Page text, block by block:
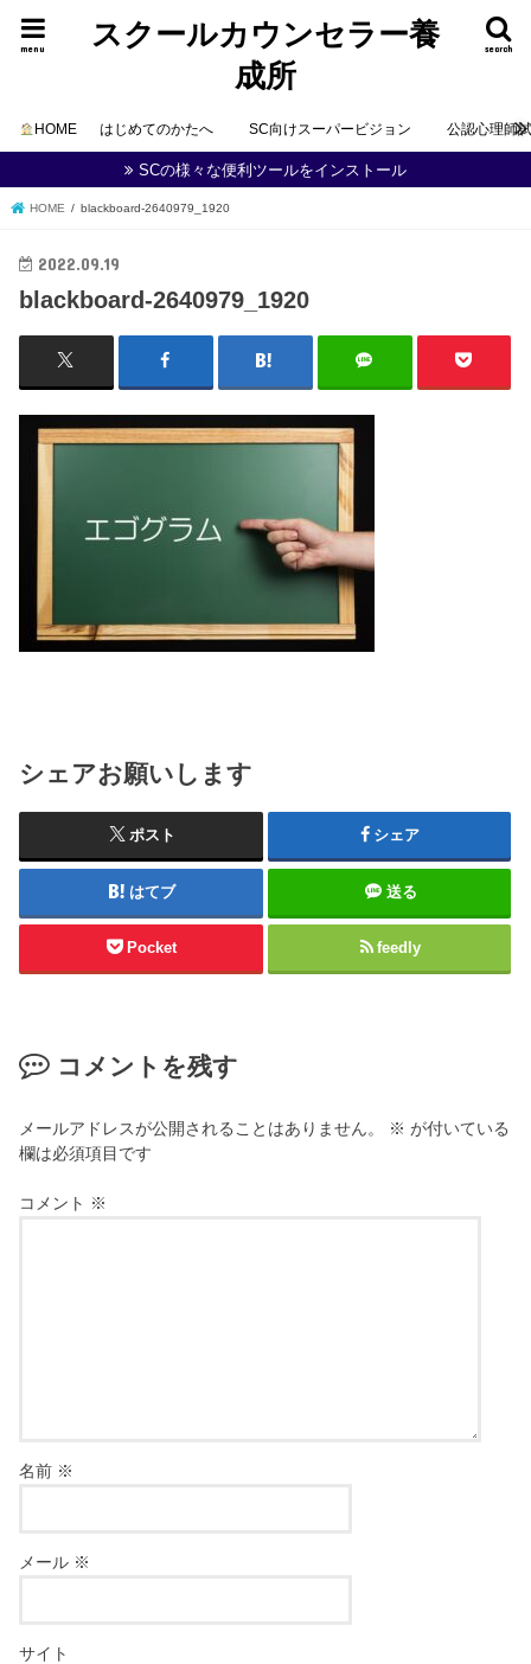
スクールカウンセラー養
成所
search
menu
HOME はじめてのかたへ SC向けスーパービジョン 公認心理師
SCの様々な便利ツールをインストール
HOME blackboard-2640979_1920
2022.09.19
blackboard-2640979_1920
シェアお願いします
ポスト シェア
はてブ 送る
Pocket feedly
コメントを残す
メールアドレスが公開されることはありません。 ※ が付いている
欄は必須項目です
コメント ※
名前 ※
メール ※
サイト